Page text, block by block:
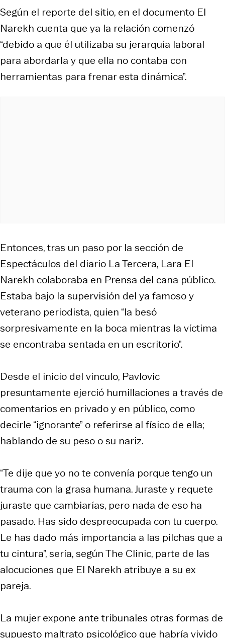
Según el reporte del sitio, en el documento El
Narekh cuenta que ya la relación comenzó
“debido a que él utilizaba su jerarquía laboral
para abordarla y que ella no contaba con
herramientas para frenar esta dinámica”.
Entonces, tras un paso por la sección de
Espectáculos del diario La Tercera, Lara El
Narekh colaboraba en Prensa del cana público.
Estaba bajo la supervisión del ya famoso y
veterano periodista, quien “la besó
sorpresivamente en la boca mientras la víctima
se encontraba sentada en un escritorio”.
Desde el inicio del vínculo, Pavlovic
presuntamente ejerció humillaciones a través de
comentarios en privado y en público, como
decirle “ignorante” o referirse al físico de ella;
hablando de su peso o su nariz.
“Te dije que yo no te convenía porque tengo un
trauma con la grasa humana. Juraste y requete
juraste que cambiarías, pero nada de eso ha
pasado. Has sido despreocupada con tu cuerpo.
Le has dado más importancia a las pilchas que a
tu cintura”, sería, según The Clinic, parte de las
alocuciones que El Narekh atribuye a su ex
pareja.
La mujer expone ante tribunales otras formas de
supuesto maltrato psicológico que habría vivido